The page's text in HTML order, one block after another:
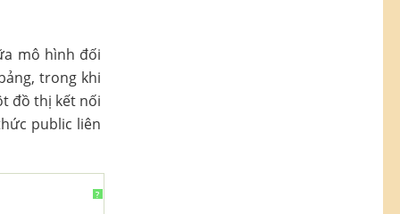
mô hình đối
trong khi
đồ thị kết nối
public liên
?